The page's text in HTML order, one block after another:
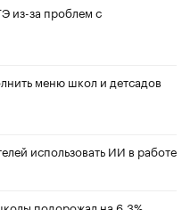
из-за проблем с
меню школ и детсадов
использовать ИИ в работе
подорожал на 6,3%